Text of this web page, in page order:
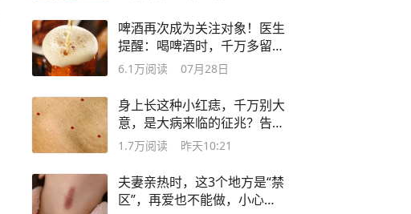
啤酒再次成为关注对象！医生
提醒：喝啤酒时，千万多留意
这几点！
6.1万阅读 07月28日
身上长这种小红痣，千万别大
意，是大病来临的征兆？告诉
你真相
1.7万阅读 昨天10:21
夫妻亲热时，这3个地方是“禁
区”，再爱也不能做，小心搞